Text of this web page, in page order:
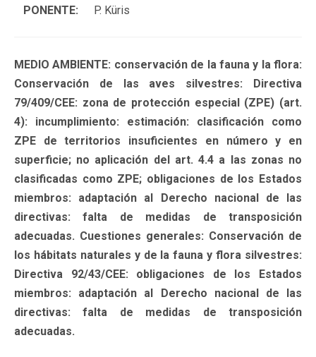
PONENTE: P. Küris
MEDIO AMBIENTE: conservación de la fauna y la flora:
Conservación de las aves silvestres: Directiva
79/409/CEE: zona de protección especial (ZPE) (art.
4): incumplimiento: estimación: clasificación como
ZPE de territorios insuficientes en número y en
superficie; no aplicación del art. 4.4 a las zonas no
clasificadas como ZPE; obligaciones de los Estados
miembros: adaptación al Derecho nacional de las
directivas: falta de medidas de transposición
adecuadas. Cuestiones generales: Conservación de
los hábitats naturales y de la fauna y flora silvestres:
Directiva 92/43/CEE: obligaciones de los Estados
miembros: adaptación al Derecho nacional de las
directivas: falta de medidas de transposición
adecuadas.